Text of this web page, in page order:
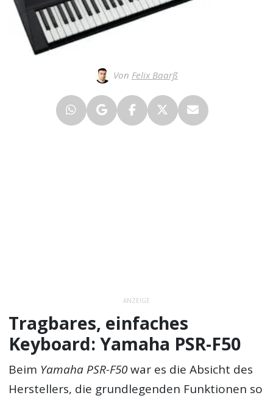
Von Felix Baarß
ANZEIGE
Tragbares, einfaches
Keyboard: Yamaha PSR-F50
Beim Yamaha PSR-F50war es die Absicht des
Herstellers, die grundlegenden Funktionen so